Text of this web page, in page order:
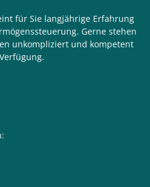
für Sie langjährige Erfahrung
Gerne stehen
unkompliziert und kompetent